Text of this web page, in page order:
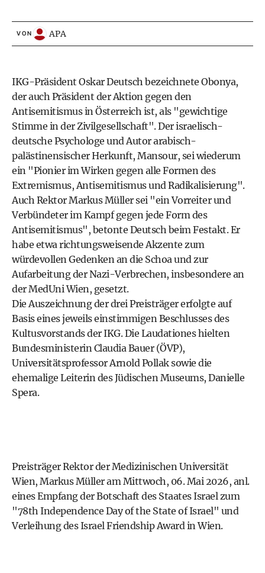
VON APA
IKG-Präsident Oskar Deutsch bezeichnete Obonya,
der auch Präsident der Aktion gegen den
Antisemitismus in Österreich ist, als "gewichtige
Stimme in der Zivilgesellschaft". Der israelisch-
deutsche Psychologe und Autor arabisch-
palästinensischer Herkunft, Mansour, sei wiederum
ein "Pionier im Wirken gegen alle Formen des
Extremismus, Antisemitismus und Radikalisierung".
Auch Rektor Markus Müller sei "ein Vorreiter und
Verbündeter im Kampf gegen jede Form des
Antisemitismus", betonte Deutsch beim Festakt. Er
habe etwa richtungsweisende Akzente zum
würdevollen Gedenken an die Schoa und zur
Aufarbeitung der Nazi-Verbrechen, insbesondere an
der MedUni Wien, gesetzt.
Die Auszeichnung der drei Preisträger erfolgte auf
Basis eines jeweils einstimmigen Beschlusses des
Kultusvorstands der IKG. Die Laudationes hielten
Bundesministerin Claudia Bauer (ÖVP),
Universitätsprofessor Arnold Pollak sowie die
ehemalige Leiterin des Jüdischen Museums, Danielle
Spera.
Preisträger Rektor der Medizinischen Universität
Wien, Markus Müller am Mittwoch, 06. Mai 2026, anl.
eines Empfang der Botschaft des Staates Israel zum
"78th Independence Day of the State of Israel" und
Verleihung des Israel Friendship Award in Wien.